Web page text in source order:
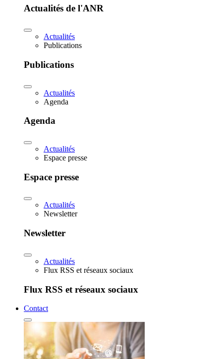
Actualités de l'ANR
Actualités
Publications
Publications
Actualités
Agenda
Agenda
Actualités
Espace presse
Espace presse
Actualités
Newsletter
Newsletter
Actualités
Flux RSS et réseaux sociaux
Flux RSS et réseaux sociaux
Contact